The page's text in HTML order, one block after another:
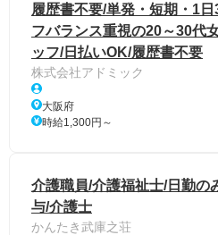
履歴書不要/単発・短期・1
フバランス重視の20～30代
ッフ/日払いOK/履歴書不要
株式会社アドミック
大阪府
時給1,300円～
介護職員/介護福祉士/日勤の
与/介護士
かんたき武庫之荘